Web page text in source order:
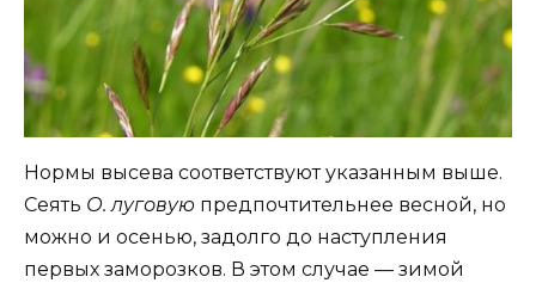
Нормы высева соответствуют указанным выше.
Сеять О. луговую предпочтительнее весной, но
можно и осенью, задолго до наступления
первых заморозков. В этом случае — зимой